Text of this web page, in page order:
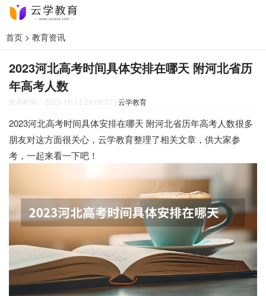
首页 > 教育资讯
2023河北高考时间具体安排在哪天 附河北省历
年高考人数
发布时间：2023-10-13 21:09:37 | 云学教育
2023河北高考时间具体安排在哪天 附河北省历年高考人数很多
朋友对这方面很关心，云学教育整理了相关文章，供大家参
考，一起来看一下吧！